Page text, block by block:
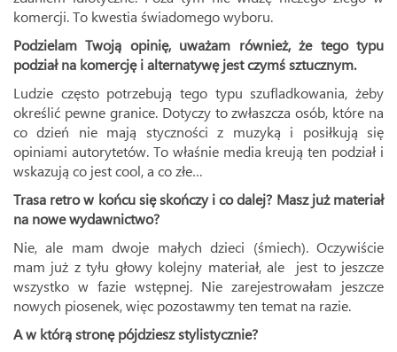
komercji. To kwestia świadomego wyboru.
Podzielam Twoją opinię, uważam również, że tego typu
podział na komercję i alternatywę jest czymś sztucznym.
Ludzie często potrzebują tego typu szufladkowania, żeby
określić pewne granice. Dotyczy to zwłaszcza osób, które na
co dzień nie mają styczności z muzyką i posiłkują się
opiniami autorytetów. To właśnie media kreują ten podział i
wskazują co jest cool, a co złe…
Trasa retro w końcu się skończy i co dalej? Masz już materiał
na nowe wydawnictwo?
Nie, ale mam dwoje małych dzieci (śmiech). Oczywiście
mam już z tyłu głowy kolejny materiał, ale jest to jeszcze
wszystko w fazie wstępnej. Nie zarejestrowałam jeszcze
nowych piosenek, więc pozostawmy ten temat na razie.
A w którą stronę pójdziesz stylistycznie?